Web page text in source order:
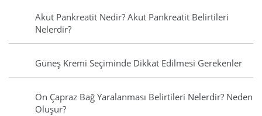
Akut Pankreatit Nedir? Akut Pankreatit Belirtileri
Nelerdir?
Güneş Kremi Seçiminde Dikkat Edilmesi Gerekenler
Ön Çapraz Bağ Yaralanması Belirtileri Nelerdir? Neden
Oluşur?